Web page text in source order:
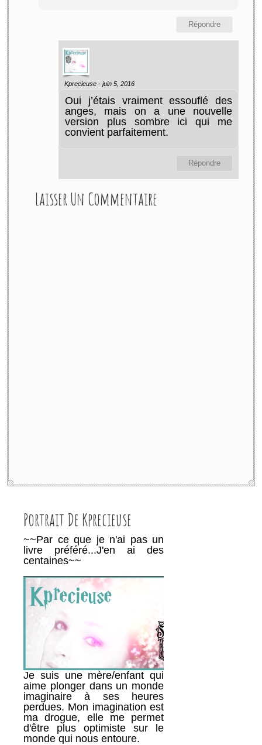
Répondre
Kprecieuse - juin 5, 2016
Oui j’étais vraiment essouflé des
anges, mais on a une nouvelle
version plus sombre ici qui me
convient parfaitement.
Répondre
Laisser Un Commentaire
Portrait De Kprecieuse
~~Par ce que je n'ai pas un
livre préféré...J'en ai des
centaines~~
Je suis une mère/enfant qui
aime plonger dans un monde
imaginaire à ses heures
perdues. Mon imagination est
ma drogue, elle me permet
d'être plus optimiste sur le
monde qui nous entoure.